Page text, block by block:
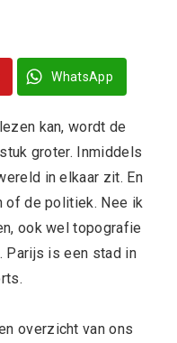
WhatsApp
kan, wordt de
groter. Inmiddels
in elkaar zit. En
of de politiek. Nee ik
ook wel topografie
Parijs is een stad in
overzicht van ons